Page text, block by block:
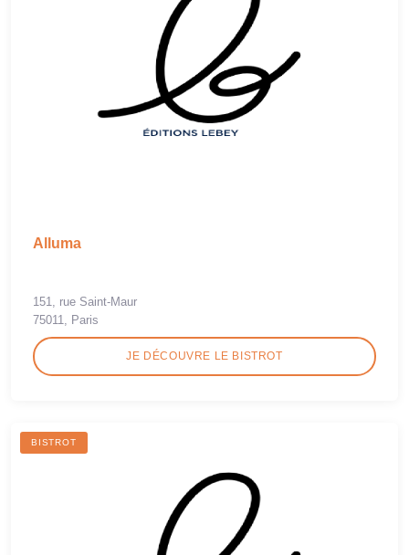
Alluma
151, rue Saint-Maur
75011, Paris
JE DÉCOUVRE LE BISTROT
BISTROT